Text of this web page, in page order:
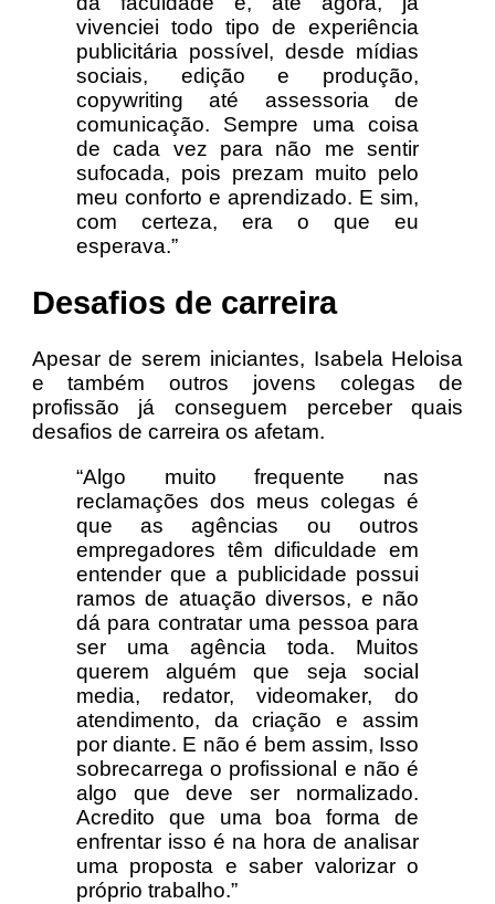
vivenciei todo tipo de experiência
publicitária possível, desde mídias
sociais, edição e produção,
copywriting até assessoria de
comunicação. Sempre uma coisa
de cada vez para não me sentir
sufocada, pois prezam muito pelo
meu conforto e aprendizado. E sim,
com certeza, era o que eu
esperava.”
Desafios de carreira
Apesar de serem iniciantes, Isabela Heloisa
e também outros jovens colegas de
profissão já conseguem perceber quais
desafios de carreira os afetam.
“Algo muito frequente nas
reclamações dos meus colegas é
que as agências ou outros
empregadores têm dificuldade em
entender que a publicidade possui
ramos de atuação diversos, e não
dá para contratar uma pessoa para
ser uma agência toda. Muitos
querem alguém que seja social
media, redator, videomaker, do
atendimento, da criação e assim
por diante. E não é bem assim, Isso
sobrecarrega o profissional e não é
algo que deve ser normalizado.
Acredito que uma boa forma de
enfrentar isso é na hora de analisar
uma proposta e saber valorizar o
próprio trabalho.”